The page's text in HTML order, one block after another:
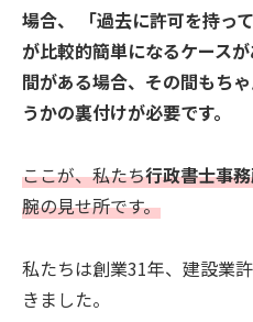
場合、 「過去に許可を持っ
が比較的簡単になるケース
間がある場合、その間もち
うかの裏付けが必要です。
ここが、私たち行政書士事
腕の見せ所です。
私たちは創業31年、建設業
きました。